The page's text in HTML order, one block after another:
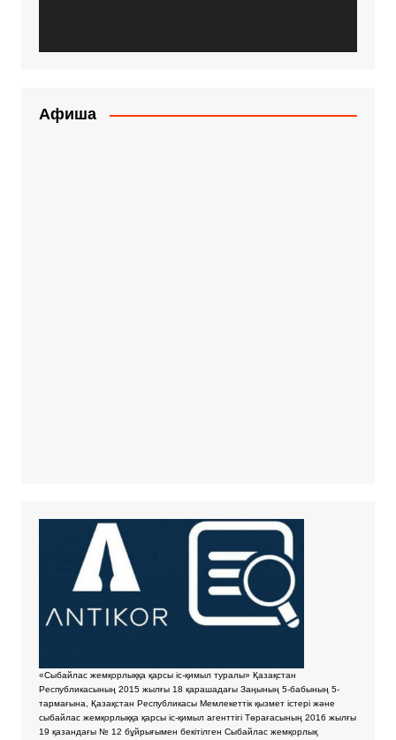
Афиша
«Сыбайлас жемқорлыққа қарсы іс-қимыл туралы» Қазақстан
Республикасының 2015 жылғы 18 қарашадағы Заңының 5-бабының 5-
тармағына, Қазақстан Республикасы Мемлекеттік қызмет істері және
сыбайлас жемқорлыққа қарсы іс-қимыл агенттігі Төрағасының 2016 жылғы
19 қазандағы № 12 бұйрығымен бекітілген Сыбайлас жемқорлық